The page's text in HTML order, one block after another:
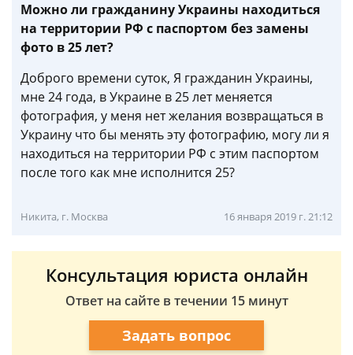
Можно ли гражданину Украины находиться
на территории РФ с паспортом без замены
фото в 25 лет?
Доброго времени суток, Я гражданин Украины,
мне 24 года, в Украине в 25 лет меняется
фотография, у меня нет желания возвращаться в
Украину что бы менять эту фотографию, могу ли я
находиться на территории РФ с этим паспортом
после того как мне исполнится 25?
Никита, г. Москва 16 января 2019 г. 21:12
Консультация юриста онлайн
Ответ на сайте в течении 15 минут
Задать вопрос